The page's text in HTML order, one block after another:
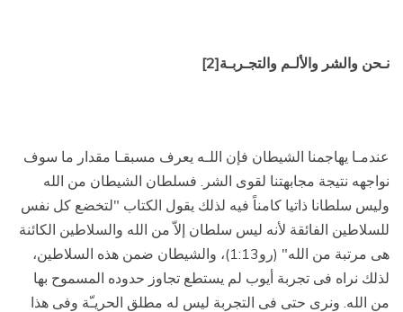
نـحن والشر والألـم والتجـربـة[2]
عندمـا يهاجمنا الشيطان فإن اللـه يعرف مسبقـا مقدار ما سوف
نواجهه نتيجة مجابهتنا لقوى الشر. فسلطان الشيطان من الله
وليس سلطانا ذاتيا كامناً فيه لذلك يقول الكتاب "لتخضع كل نفس
للسلاطين الفائقة لأنه ليس سلطان إلاّ من الله والسلاطين الكائنة
هى مرتبة من الله" (رو1:13)، والشيطان ضمن هذه السلاطين،
لذلك نراه فى تجربة أيوب لم يستطع تجاوز حدوده المسموح بها
من الله. ونرى حتى فى التجربة ليس له مطلق الحريـّة وفى هذا